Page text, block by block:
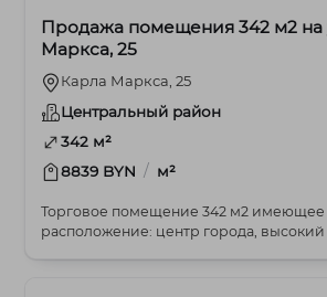
Продажа помещения 342 м2 на
Маркса, 25
Карла Маркса, 25
Центральный район
342 м²
8839 BYN / м²
Торговое помещение 342 м2 имеющее
расположение: центр города,